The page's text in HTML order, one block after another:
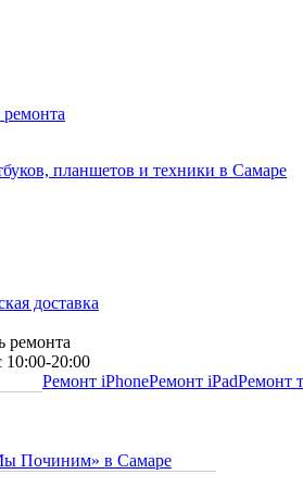
ремонта
планшетов и техники в Самаре
доставка
ремонта
10:00-20:00
Ремонт iPhoneРемонт iPadРемонт